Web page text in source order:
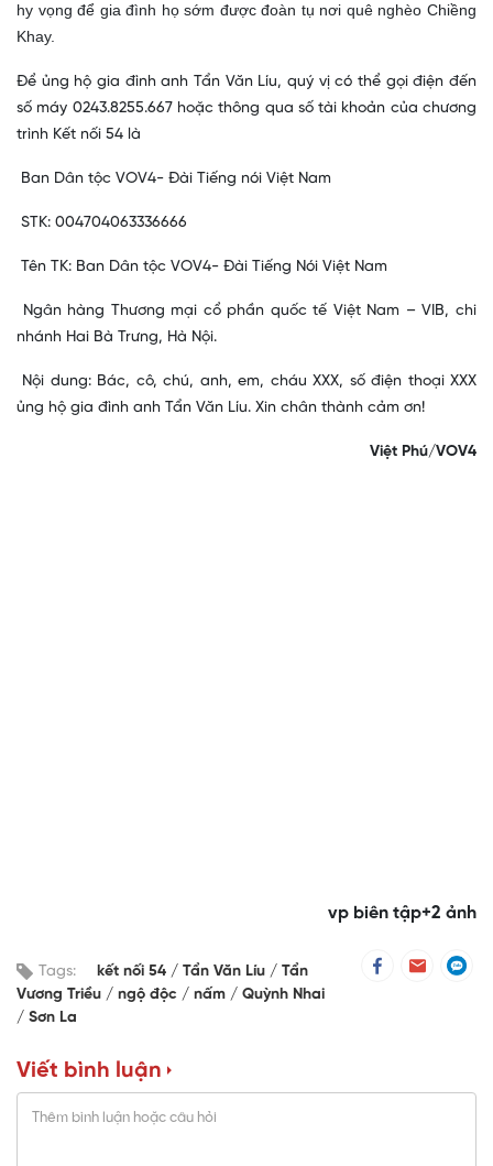
hy vọng để gia đình họ sớm được đoàn tụ nơi quê nghèo Chiềng
Khay.
Để ủng hộ gia đình anh Tẩn Văn Líu, quý vị có thể gọi điện đến
số máy 0243.8255.667 hoặc thông qua số tài khoản của chương
trình Kết nối 54 là
Ban Dân tộc VOV4- Đài Tiếng nói Việt Nam
STK: 004704063336666
Tên TK: Ban Dân tộc VOV4- Đài Tiếng Nói Việt Nam
Ngân hàng Thương mại cổ phần quốc tế Việt Nam – VIB, chi
nhánh Hai Bà Trưng, Hà Nội.
Nội dung: Bác, cô, chú, anh, em, cháu XXX, số điện thoại XXX
ủng hộ gia đình anh Tẩn Văn Líu. Xin chân thành cảm ơn!
Việt Phú/VOV4
vp biên tập+2 ảnh
Tags: kết nối 54 Tẩn Văn Líu
Tẩn
Vương Triều
ngộ độc nấm
Quỳnh Nhai
Sơn La
Viết bình luận